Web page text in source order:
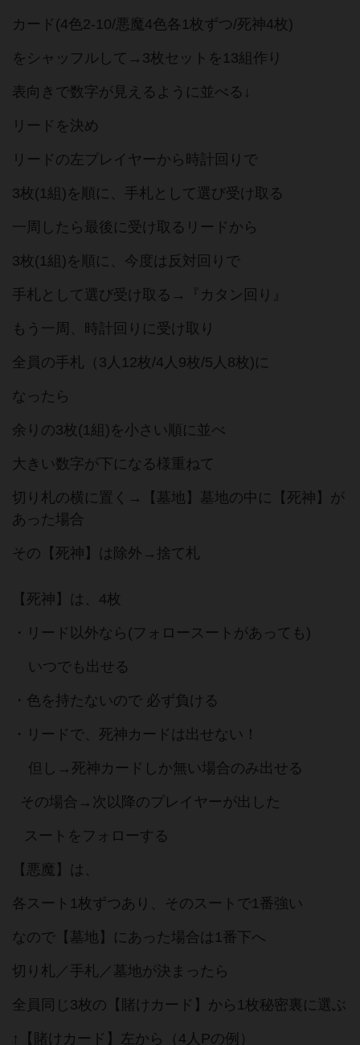
カード(4色2-10/悪魔4色各1枚ずつ/死神4枚)
をシャッフルして→3枚セットを13組作り
表向きで数字が見えるように並べる↓
リードを決め
リードの左プレイヤーから時計回りで
3枚(1組)を順に、手札として選び受け取る
一周したら最後に受け取るリードから
3枚(1組)を順に、今度は反対回りで
手札として選び受け取る→『カタン回り』
もう一周、時計回りに受け取り
全員の手札（3人12枚/4人9枚/5人8枚)に
なったら
余りの3枚(1組)を小さい順に並べ
大きい数字が下になる様重ねて
切り札の横に置く→【墓地】墓地の中に【死神】が
あった場合
その【死神】は除外→捨て札
【死神】は、4枚
・リード以外なら(フォロースートがあっても)
いつでも出せる
・色を持たないので 必ず負ける
・リードで、死神カードは出せない！
但し→死神カードしか無い場合のみ出せる
その場合→次以降のプレイヤーが出した
スートをフォローする
【悪魔】は、
各スート1枚ずつあり、そのスートで1番強い
なので【墓地】にあった場合は1番下へ
切り札／手札／墓地が決まったら
全員同じ3枚の【賭けカード】から1枚秘密裏に選ぶ
↑【賭けカード】左から（4人Pの例）